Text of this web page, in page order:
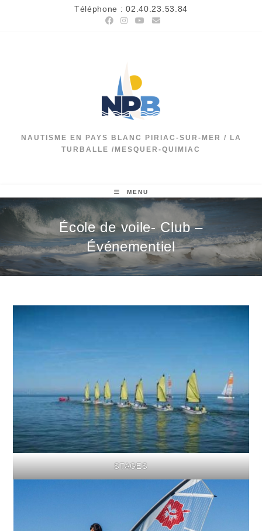
Téléphone : 02.40.23.53.84
NAUTISME EN PAYS BLANC PIRIAC-SUR-MER / LA
TURBALLE /MESQUER-QUIMIAC
MENU
École de voile- Club –
Événementiel
STAGES